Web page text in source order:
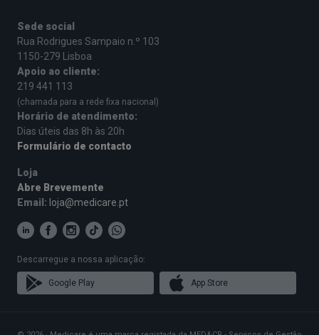
Sede social
Rua Rodrigues Sampaio n.º 103
1150-279 Lisboa
Apoio ao cliente:
219 441 113
(chamada para a rede fixa nacional)
Horário de atendimento:
Dias úteis das 8h às 20h
Formulário de contacto
Loja
Abre Brevemente
Email: loja@medicare.pt
Descarregue a nossa aplicação:
Google Play App Store